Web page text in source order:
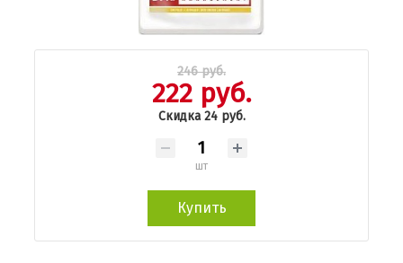
246 руб.
222 руб.
Скидка 24 руб.
шт
Купить